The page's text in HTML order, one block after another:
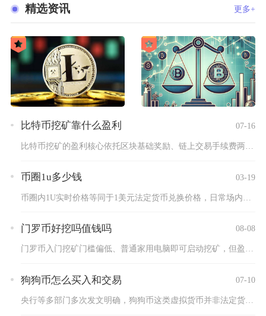
精选资讯 更多+
比特币挖矿靠什么盈利 07-16
比特币挖矿的盈利核心依托区块基础奖励、链上交易手续费两大原生...
币圈1u多少钱 03-19
门罗币好挖吗值钱吗 08-08
门罗币入门挖矿门槛偏低、普通家用电脑即可启动挖矿，但盈利与否...
狗狗币怎么买入和交易 07-10
央行等多部门多次发文明确，狗狗币这类虚拟货币并非法定货币，没...